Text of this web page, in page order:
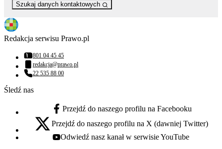
Szukaj danych kontaktowych
Redakcja serwisu Prawo.pl
Numer telefonu:
801 04 45 45
Adres email:
redakcja@prawo.pl
Numer telefonu:
22 535 88 00
Śledź nas
facebook - otwiera się w nowej karcie
Przejdź do naszego profilu na Facebooku
x - otwiera się w nowej karcie
Przejdź do naszego profilu na X (dawniej Twitter)
youtube - otwiera się w nowej karcie
Odwiedź nasz kanał w serwisie YouTube